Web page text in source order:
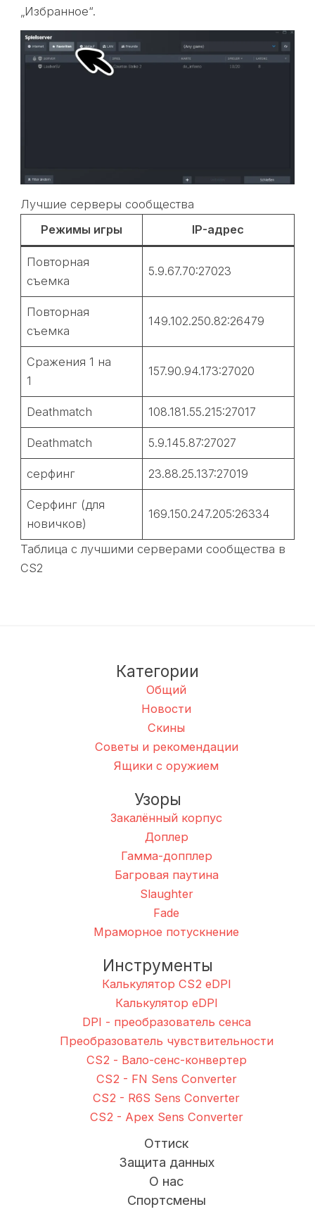
„Избранное“.
Лучшие серверы сообщества
Режимы игры
IP-адрес
Повторная
съемка
5.9.67.70:27023
Повторная
съемка
149.102.250.82:26479
Сражения 1 на
1
157.90.94.173:27020
Deathmatch 108.181.55.215:27017
Deathmatch 5.9.145.87:27027
серфинг 23.88.25.137:27019
Серфинг (для
новичков)
169.150.247.205:26334
Таблица с лучшими серверами сообщества в
CS2
Категории
Общий
Новости
Скины
Советы и рекомендации
Ящики с оружием
Узоры
Закалённый корпус
Доплер
Гамма-допплер
Багровая паутина
Slaughter
Fade
Мраморное потускнение
Инструменты
Калькулятор CS2 eDPI
Калькулятор eDPI
DPI - преобразователь сенса
Преобразователь чувствительности
CS2 - Вало-сенс-конвертер
CS2 - FN Sens Converter
CS2 - R6S Sens Converter
CS2 - Apex Sens Converter
Оттиск
Защита данных
О нас
Спортсмены